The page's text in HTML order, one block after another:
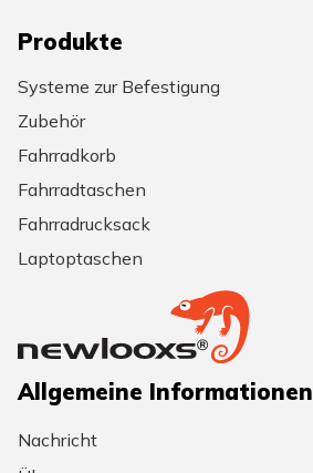
Produkte
Systeme zur Befestigung
Zubehör
Fahrradkorb
Fahrradtaschen
Fahrradrucksack
Laptoptaschen
Allgemeine Informationen
Nachricht